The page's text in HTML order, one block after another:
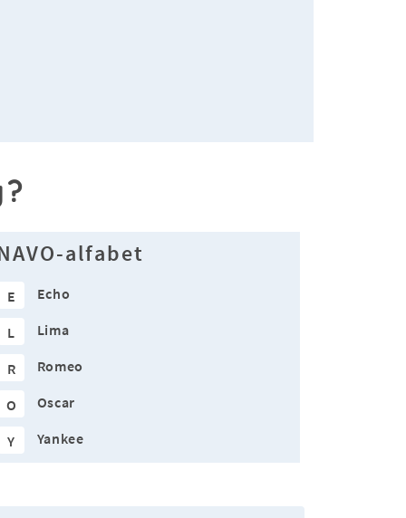
alfabet
E Echo
L Lima
R Romeo
O Oscar
Y Yankee